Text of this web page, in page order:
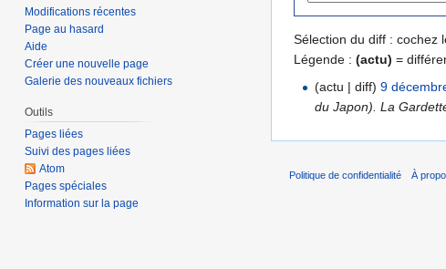
Sélection du diff : cochez
Légende : (actu) =
(actu | diff) 9
du Japon). La
Modifications récentes
Page au hasard
Aide
Créer une nouvelle page
Galerie des nouveaux fichiers
Outils
Pages liées
Suivi des pages liées
Atom
Pages spéciales
Information sur la page
Politique de confidentialité À